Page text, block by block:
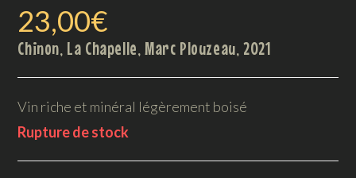
23,00€
Chinon, La Chapelle, Marc Plouzeau, 2021
Vin riche et minéral légèrement boisé
Rupture de stock